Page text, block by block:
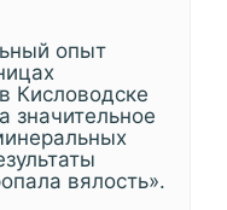
опыт
Кисловодске
значительное
вялость».